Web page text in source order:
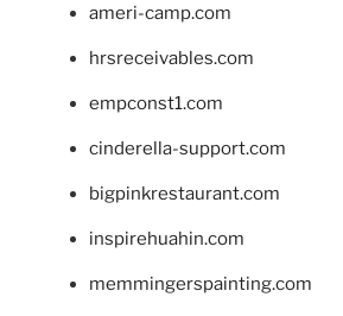
ameri-camp.com
hrsreceivables.com
empconst1.com
cinderella-support.com
bigpinkrestaurant.com
inspirehuahin.com
memmingerspainting.com